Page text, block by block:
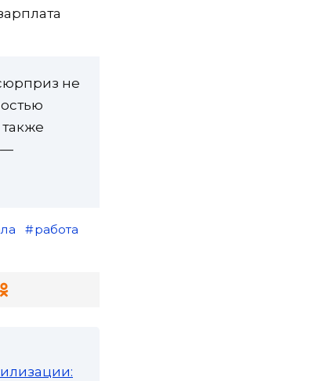
не
—
работа